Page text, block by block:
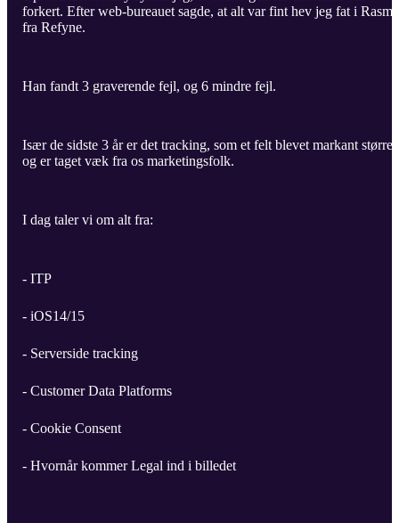
forkert. Efter web-bureauet sagde, at alt var fint hev jeg fat i
fra Refyne.
Han fandt 3 graverende fejl, og 6 mindre fejl.
Især de sidste 3 år er det tracking, som et felt blevet markant større
og er taget væk fra os marketingsfolk.
I dag taler vi om alt fra:
- ITP
- iOS14/15
- Serverside tracking
- Customer Data Platforms
- Cookie Consent
- Hvornår kommer Legal ind i billedet